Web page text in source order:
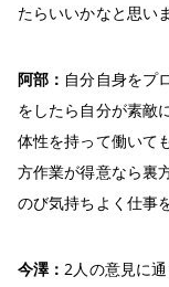
たらいいかなと思いま
阿部： 自分自身をプ
をしたら自分が素敵
体性を持って働いて
方作業が得意なら裏
のび気持ちよく仕事
今澤： 2人の意見に